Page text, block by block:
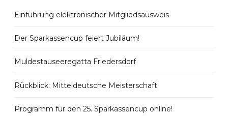
Einführung elektronischer Mitgliedsausweis
Der Sparkassencup feiert Jubiläum!
Muldestauseeregatta Friedersdorf
Rückblick: Mitteldeutsche Meisterschaft
Programm für den 25. Sparkassencup online!